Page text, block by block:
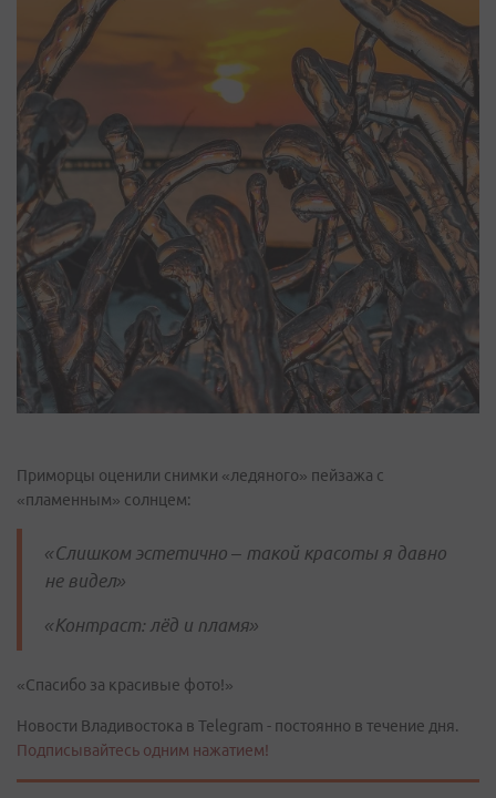
Приморцы оценили снимки «ледяного» пейзажа с
«пламенным» солнцем:
«Слишком эстетично – такой красоты я давно
не видел»
«Контраст: лёд и пламя»
«Спасибо за красивые фото!»
Новости Владивостока в Telegram - постоянно в течение дня.
Подписывайтесь одним нажатием!